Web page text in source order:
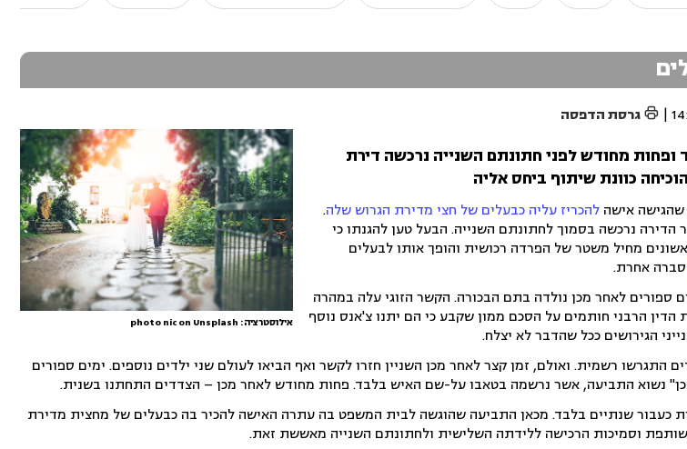
|
 גרסת הדפסה
אילוסטרציה: photo nic on Unsplash
ופחות מחודש לפני חתונתם השנייה נרכשה דירת
כוונת שיתוף ביחס אליה
אישה להכריז עליה כבעלים של חצי מדירת הגרוש שלה.
כאשר הדירה נרכשה בסמוך לחתונתם השנייה. הבעל טען להגנתו כי
מחיל משטר של הפרדה רכושית והופך אותו לבעלים
סברה אחרת.
זה לזו לראשונה במהלך 2014 וחודשים ספורים לאחר מכן נולדה בתם הבכורה. הקשר הזוגי עלה במהרה
את עצמם בבית הדין הרבני חותמים על הסכם ממון שקבע כי הם יתנו צ'אנס נוסף
הגירושים ככל שהדבר לא יצלח.
הזוגיות לא צלח, ובספטמבר 2016 הצדדים התגרשו רשמית. ואולם, זמן קצר לאחר מכן השניין חזרו לקשר ואף הביאו לעולם שני ילדים נוספים. ימים ספורים
נשוא התביעה, אשר נרשמה בטאבו על-שם האיש בלבד. פחות מחודש לאחר מכן – הצדדים התחתנו בשנית.
כעבור שנתיים בלבד. מכאן התביעה שהוגשה לבית המשפט בה עתרה האישה להכיר בה כבעלים של מחצית מדירת
וסמיכות הרכישה ללידתה השלישית ולחתונתם השנייה מאששת זאת.